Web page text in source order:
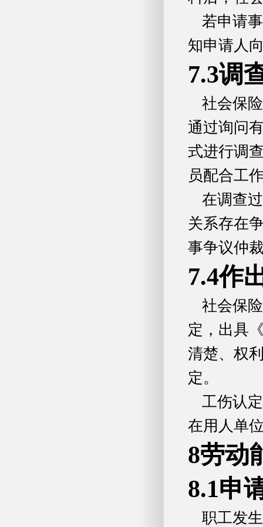
若申请
知申请人
7.3调
社会保
通过询问
式进行调
员配合工
在调查
关系存在
事争议仲
7.4作
社会保
定，出具
清楚、权
定。
工伤认
在用人单
8劳动
8.1申
职工发